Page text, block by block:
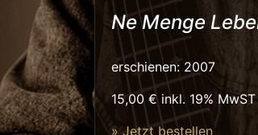
Ne Menge
erschienen: 2007
15,00 € inkl. 19%
» Jetzt bestellen